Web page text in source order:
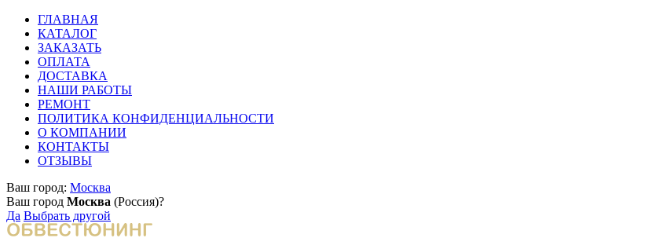
ГЛАВНАЯ
КАТАЛОГ
ЗАКАЗАТЬ
ОПЛАТА
ДОСТАВКА
НАШИ РАБОТЫ
РЕМОНТ
ПОЛИТИКА КОНФИДЕНЦИАЛЬНОСТИ
О КОМПАНИИ
КОНТАКТЫ
ОТЗЫВЫ
Ваш город: Москва
Ваш город Москва (Россия)?
Да Выбрать другой